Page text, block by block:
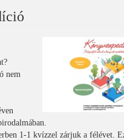
nem
1-1 kvízzel zárjuk a félévet.